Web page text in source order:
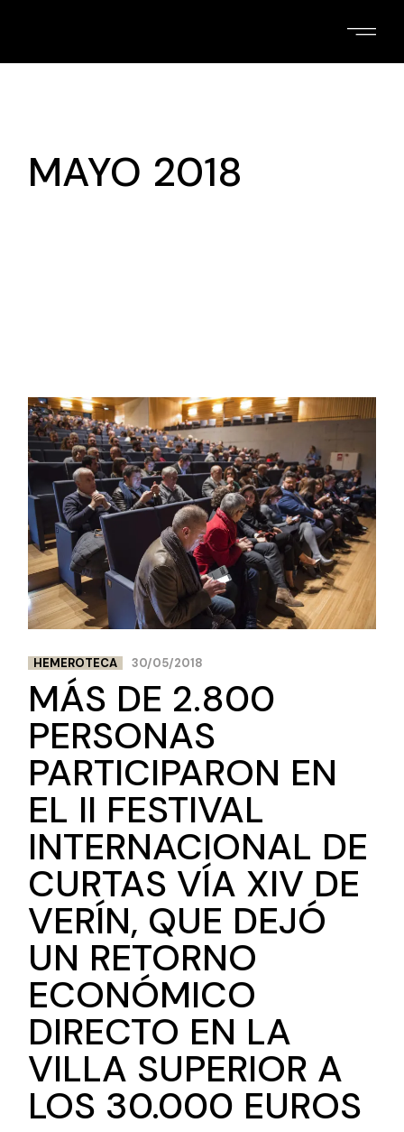
MAYO 2018
HEMEROTECA 30/05/2018
MÁS DE 2.800
PERSONAS
PARTICIPARON EN
EL II FESTIVAL
INTERNACIONAL DE
CURTAS VÍA XIV DE
VERÍN, QUE DEJÓ
UN RETORNO
ECONÓMICO
DIRECTO EN LA
VILLA SUPERIOR A
LOS 30.000 EUROS